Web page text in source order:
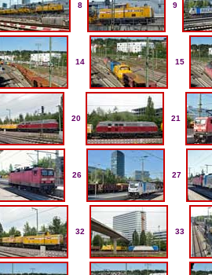
8 9
14 15
20 21
26 27
32 33